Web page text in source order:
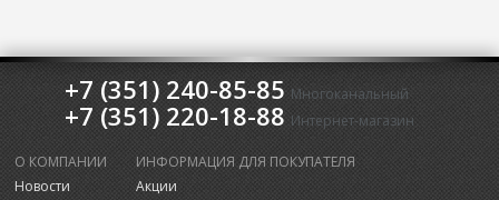
+7 (351) 240-85-85 Многоканальный
+7 (351) 220-18-88 Интернет-магазин
О КОМПАНИИ
Новости
ИНФОРМАЦИЯ ДЛЯ ПОКУПАТЕЛЯ
Акции